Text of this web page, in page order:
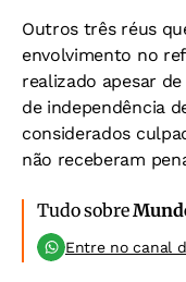
Outros três réus
envolvimento no
realizado apesar
de independência
considerados
não receberam
Tudo sobre
Entre no canal